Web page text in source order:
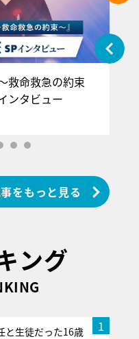
救命救急の約束
インタビュー
をもっと見る
ング
1
と生徒だった16歳